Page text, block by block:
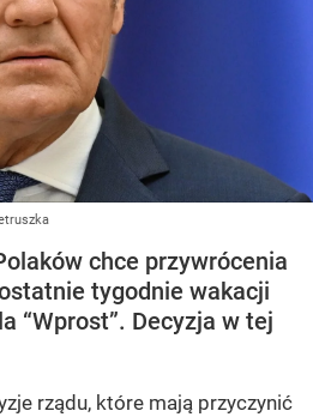
chce przywrócenia
tygodnie wakacji
“Wprost”. Decyzja w tej
rządu, które mają przyczynić